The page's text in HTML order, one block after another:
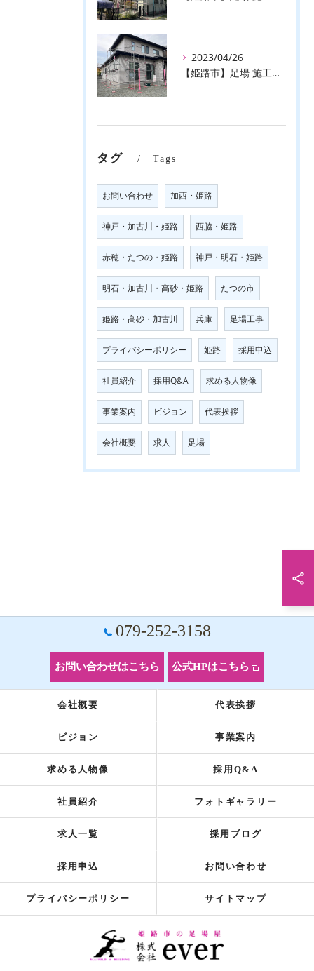
2023/04/26
【姫路市】足場 施工事例のご紹介♪【株式会社ever】
タグ Tags
お問い合わせ 加西・姫路
神戸・加古川・姫路 西脇・姫路
赤穂・たつの・姫路 神戸・明石・姫路
明石・加古川・高砂・姫路 たつの市
姫路・高砂・加古川 兵庫 足場工事
プライバシーポリシー 姫路 採用申込
社員紹介 採用Q&A 求める人物像
事業案内 ビジョン 代表挨拶
会社概要 求人 足場
079-252-3158
お問い合わせはこちら 公式HPはこちら
会社概要 代表挨拶
ビジョン 事業案内
求める人物像 採用Q&A
社員紹介 フォトギャラリー
求人一覧 採用ブログ
採用申込 お問い合わせ
プライバシーポリシー サイトマップ